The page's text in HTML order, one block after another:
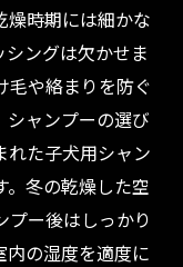
燥時期には細かな
ングは欠かせま
毛や絡まりを防ぐ
シャンプーの選び
れた子犬用シャン
。冬の乾燥した空
ー後はしっかり
内の湿度を適度に